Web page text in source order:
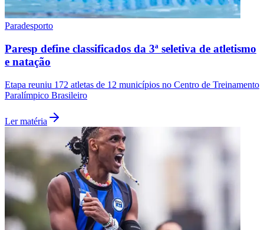
Flamengo
Paradesporto
Paresp define classificados da 3ª seletiva de atletismo
e natação
Etapa reuniu 172 atletas de 12 municípios no Centro de Treinamento
Paralímpico Brasileiro
Ler matéria